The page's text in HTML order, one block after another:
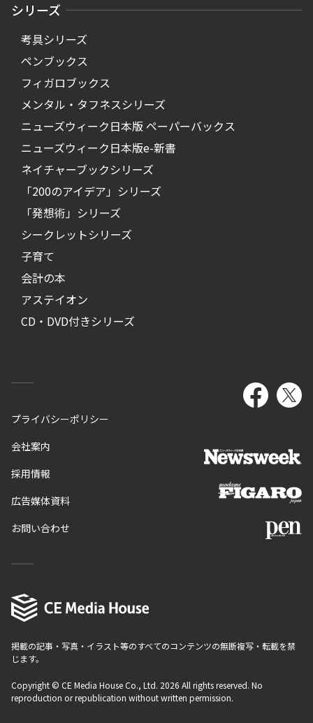
シリーズ
考具シリーズ
ペンブックス
フィガロブックス
メンタル・タフネスシリーズ
ニューズウィーク日本版 ペーパーバックス
ニューズウィーク日本版e-新書
ネイチャーブックシリーズ
「200のアイデア」シリーズ
「発想術」シリーズ
シークレットシリーズ
子育て
会計の本
アステイオン
CD・DVD付きシリーズ
プライバシーポリシー
会社案内
採用情報
広告媒体資料
お問い合わせ
掲載の記事・写真・イラスト等のすべてのコンテンツの無断複写・転載を禁
じます。
Copyright © CE Media House Co., Ltd. 2026 All rights reserved. No
reproduction or republication without written permission.